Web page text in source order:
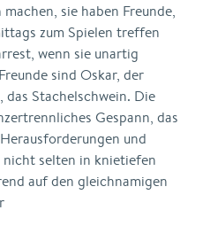
sie haben Freunde,
zum Spielen treffen
wenn sie unartig
sind Oskar, der
das Stachelschwein. Die
Gespann, das
und
selten in knietiefen
auf den gleichnamigen